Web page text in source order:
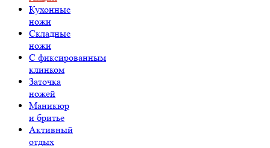
Кухонные
ножи
Складные
ножи
C фиксированным
клинком
Заточка
ножей
Маникюр
и бритье
Активный
отдых